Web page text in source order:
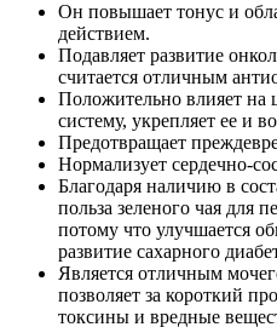
Он повышает тонус и
действием.
Подавляет развитие
считается отличным
Положительно влияет на
систему, укрепляет ее и
Предотвращает
Нормализует сердечно-
Благодаря наличию в
польза зеленого чая для
потому что улучшается
развитие сахарного
Является отличным
позволяет за короткий
токсины и вредные